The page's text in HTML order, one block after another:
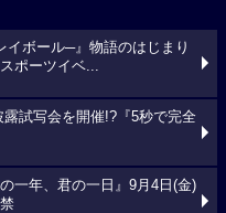
イボール─』物語のはじまり
ポーツイベ...
試写会を開催!?『5秒で完全
一年、君の一日』9月4日(金)